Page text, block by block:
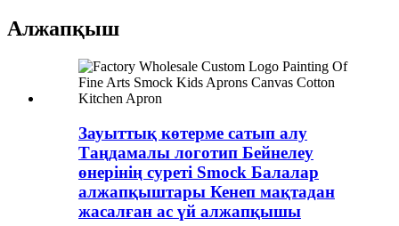
Алжапқыш
Зауыттық көтерме сатып алу
Таңдамалы логотип Бейнелеу
өнерінің суреті Smock Балалар
алжапқыштары Кенеп мақтадан
жасалған ас үй алжапқышы